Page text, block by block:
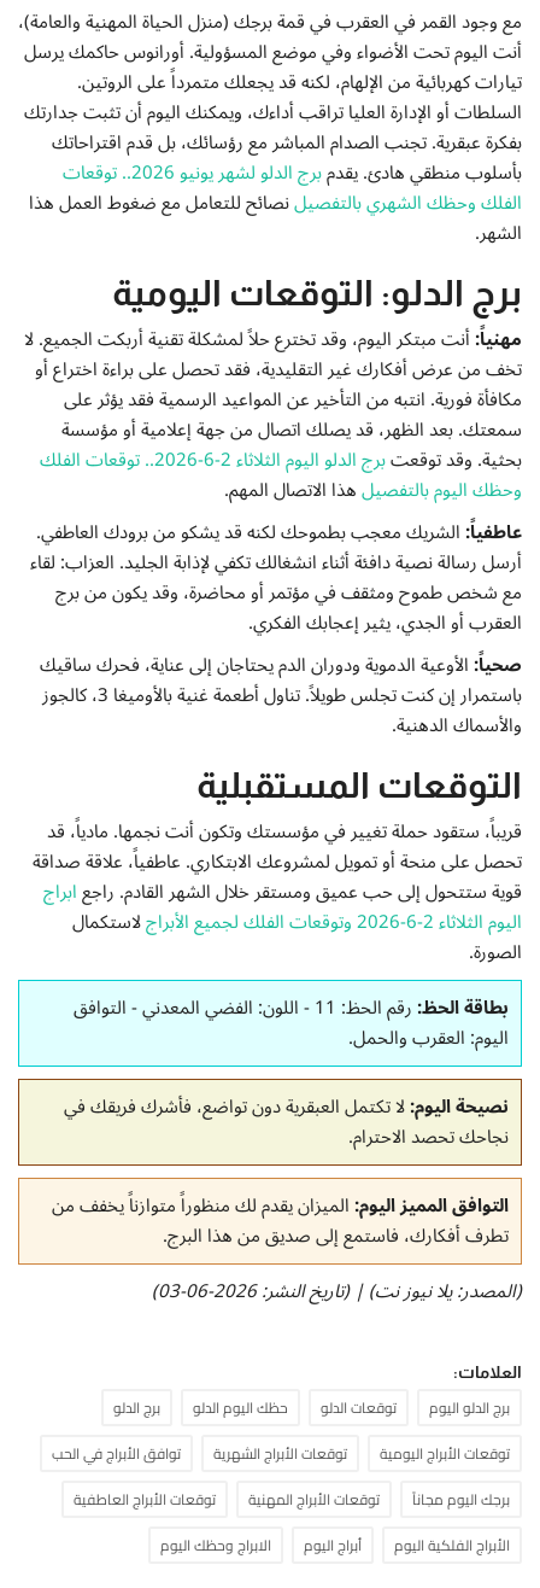
من نحن
سياسة الخصوصية
البنود والشروط
رئيس التحرير
إتصل بنا
مع وجود القمر في العقرب في قمة برجك (منزل الحياة المهنية والعامة)،
أنت اليوم تحت الأضواء وفي موضع المسؤولية. أورانوس حاكمك يرسل
تيارات كهربائية من الإلهام، لكنه قد يجعلك متمرداً على الروتين.
السلطات أو الإدارة العليا تراقب أداءك، ويمكنك اليوم أن تثبت جدارتك
بفكرة عبقرية. تجنب الصدام المباشر مع رؤسائك، بل قدم اقتراحاتك
بأسلوب منطقي هادئ. يقدم برج الدلو لشهر يونيو 2026.. توقعات
الفلك وحظك الشهري بالتفصيلنصائح للتعامل مع ضغوط العمل هذا
الشهر.
برج الدلو: التوقعات اليومية
مهنياً:أنت مبتكر اليوم، وقد تخترع حلاً لمشكلة تقنية أربكت الجميع. لا
تخف من عرض أفكارك غير التقليدية، فقد تحصل على براءة اختراع أو
مكافأة فورية. انتبه من التأخير عن المواعيد الرسمية فقد يؤثر على
سمعتك. بعد الظهر، قد يصلك اتصال من جهة إعلامية أو مؤسسة
بحثية. وقد توقعت برج الدلو اليوم الثلاثاء 2-6-2026.. توقعات الفلك
وحظك اليوم بالتفصيلهذا الاتصال المهم.
عاطفياً:الشريك معجب بطموحك لكنه قد يشكو من برودك العاطفي.
أرسل رسالة نصية دافئة أثناء انشغالك تكفي لإذابة الجليد. العزاب: لقاء
مع شخص طموح ومثقف في مؤتمر أو محاضرة، وقد يكون من برج
العقرب أو الجدي، يثير إعجابك الفكري.
صحياً:الأوعية الدموية ودوران الدم يحتاجان إلى عناية، فحرك ساقيك
باستمرار إن كنت تجلس طويلاً. تناول أطعمة غنية بالأوميغا 3، كالجوز
والأسماك الدهنية.
التوقعات المستقبلية
قريباً، ستقود حملة تغيير في مؤسستك وتكون أنت نجمها. مادياً، قد
تحصل على منحة أو تمويل لمشروعك الابتكاري. عاطفياً، علاقة صداقة
قوية ستتحول إلى حب عميق ومستقر خلال الشهر القادم. راجعابراج
اليوم الثلاثاء 2-6-2026 وتوقعات الفلك لجميع الأبراج لاستكمال
الصورة.
بطاقة الحظ:
رقم الحظ: 11 - اللون: الفضي المعدني - التوافق
اليوم: العقرب والحمل.
نصيحة اليوم:لا تكتمل العبقرية دون تواضع، فأشرك فريقك في
نجاحك تحصد الاحترام.
التوافق المميز اليوم:الميزان يقدم لك منظوراً متوازناً يخفف من
تطرف أفكارك، فاستمع إلى صديق من هذا البرج.
(المصدر: يلا نيوز نت) | (تاريخ النشر: 2026-06-03)
العلامات:
برج الدلو اليوم توقعات الدلو حظك اليوم الدلو
برج الدلو
توقعات الأبراج اليومية
توقعات الأبراج الشهرية
توافق الأبراج في الحب
برجك اليوم مجاناً
توقعات الأبراج المهنية
توقعات الأبراج العاطفية
الأبراج الفلكية اليوم
أبراج اليوم الابراج وحظك اليوم